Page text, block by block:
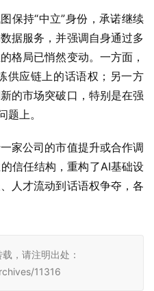
保持“中立”身份，承诺继续
据服务，并强调自身通过多
格局已悄然变动。一方面，
供应链上的话语权；另一方
的市场突破口，特别是在强
题上。
家公司的市值提升或合作调
信任结构，重构了AI基础设
人才流动到话语权争夺，各
，请注明出处：
11316